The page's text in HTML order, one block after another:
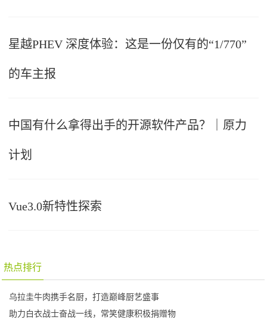
星越PHEV 深度体验：这是一份仅有的“1/770”
的车主报
中国有什么拿得出手的开源软件产品？｜原力
计划
Vue3.0新特性探索
热点排行
乌拉圭牛肉携手名厨，打造巅峰厨艺盛事
助力白衣战士奋战一线，常笑健康积极捐赠物